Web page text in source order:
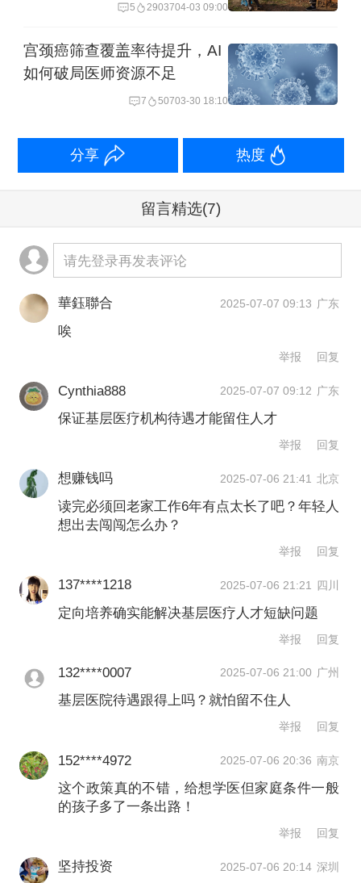
交、复旦、北京协和医学院中国医学科
学院等；后一类报名高考生需被录取于
本科及以上的儿科、医学影像学、病理
学、急救医学、重症医学等紧缺专业，
或报考临床医学专业毕业后愿意回当地
从事相应紧缺专业岗位工作。
太仓的政府资助计划同样面向本科批次
以上录取于重点高校医学类专业的高考
生，对比来看，该县的人才资助计划主
要面向公众就诊量大的专科，如临床医
学、麻醉学、医学影像学、口腔医学、
“从某种程度上来说，这是为了避免周围
大城市的虹吸效应。”江苏某高校医疗健
康领域研究人员对第一财经表示，由于
毗邻上海，加之长三角卫生健康一体化
水平逐渐提高，不少当地大病患者，乃
至一些常见病患者选择跨省异地就医。
如果这一趋势日益凸显，不仅会给当地
医保基金带来一定压力，也会造成高水
太仓市卫健委相关负责人去年也曾公开
表示，2010年前后，他们经过调研发
现，随着居民生活水平的不断提高，当
地一些老百姓在就医时会选择前往医疗
条件更好的上海。当年起，太仓就针对
5 2903704-03 09:00
宫颈癌筛查覆盖率待提升，AI
如何破局医师资源不足
7 50703-30 18:10
分享 热度
留言精选(7)
请先登录再发表评论
華鈺聯合 2025-07-07 09:13 广东
唉
举报 回复
Cynthia888 2025-07-07 09:12 广东
保证基层医疗机构待遇才能留住人才
举报 回复
想赚钱吗 2025-07-06 21:41 北京
读完必须回老家工作6年有点太长了吧？年轻人
想出去闯闯怎么办？
举报 回复
137****1218 2025-07-06 21:21 四川
定向培养确实能解决基层医疗人才短缺问题
举报 回复
132****0007 2025-07-06 21:00 广州
基层医院待遇跟得上吗？就怕留不住人
举报 回复
152****4972 2025-07-06 20:36 南京
这个政策真的不错，给想学医但家庭条件一般
的孩子多了一条出路！
举报 回复
坚持投资 2025-07-06 20:14 深圳